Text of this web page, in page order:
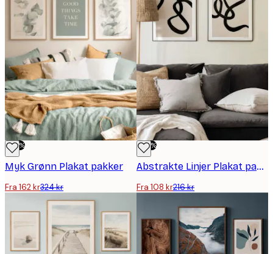
-50%
Myk Grønn Plakat pakker
Fra 162 kr324 kr
-50%
Abstrakte Linjer Plakat pakker
Fra 108 kr216 kr